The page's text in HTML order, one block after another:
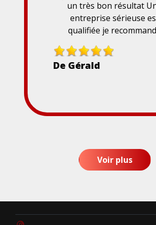
un très bon résultat
entreprise sérieuse
qualifiée je
De Gérald
Voir plus